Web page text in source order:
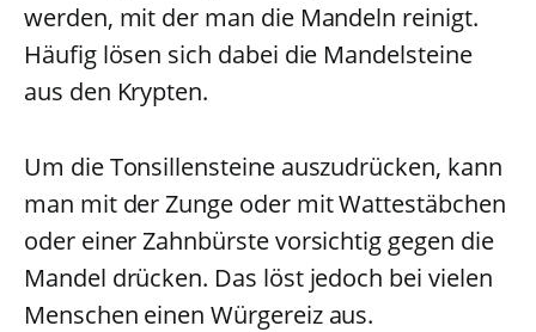
werden, mit der man die Mandeln reinigt.
Häufig lösen sich dabei die Mandelsteine
aus den Krypten.
Um die Tonsillensteine auszudrücken, kann
man mit der Zunge oder mit Wattestäbchen
oder einer Zahnbürste vorsichtig gegen die
Mandel drücken. Das löst jedoch bei vielen
Menschen einen Würgereiz aus.